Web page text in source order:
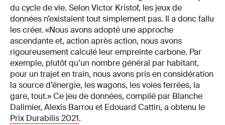
du cycle de vie. Selon Victor Kristof, les jeux de
données n’existaient tout simplement pas. Il a donc fallu
les créer. «Nous avons adopté une approche
ascendante et, action après action, nous avons
rigoureusement calculé leur empreinte carbone. Par
exemple, plutôt qu’un nombre général par habitant,
pour un trajet en train, nous avons pris en considération
la source d’énergie, les wagons, les voies ferrées, la
gare, tout.» Ce jeu de données, compilé par Blanche
Dalimier, Alexis Barrou et Edouard Cattin, a obtenu le
Prix Durabilis 2021.